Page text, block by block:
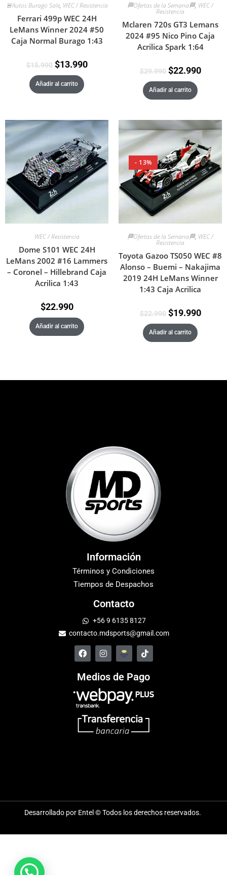
🚨Autos Burago Sale, WEC / Resistencia
Ferrari 499p WEC 24H
LeMans Winner 2024 #50
Caja Normal Burago 1:43
$15.990 $13.990
Añadir al carrito
🏁Ofertas de la Semana🏁, WEC /
Resistencia
Mclaren 720s GT3 Lemans
2024 #95 Nico Pino Caja
Acrilica Spark 1:64
$29.990 $22.990
Añadir al carrito
WEC / Resistencia
Dome S101 WEC 24H
LeMans 2002 #16 Lammers
– Coronel – Hillebrand Caja
Acrilica 1:43
$22.990
Añadir al carrito
- 13%
🏁Ofertas de la Semana🏁, WEC /
Resistencia
Toyota Gazoo TS050 WEC #8
Alonso – Buemi – Nakajima
2019 24H LeMans Winner
1:43 Caja Acrilica
$22.990 $19.990
Añadir al carrito
Información
Términos y Condiciones
Tiempos de Despachos
Contacto
+56 9 6135 8127
contacto.mdsports@gmail.com
Medios de Pago
Desarrollado por Entel © Todos los derechos reservados.